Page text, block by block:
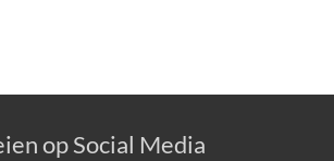
op Social Media